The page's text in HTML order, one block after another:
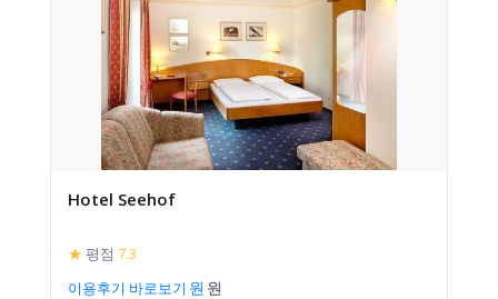
Hotel Seehof
★ 평점 7.3
이용후기 바로보기